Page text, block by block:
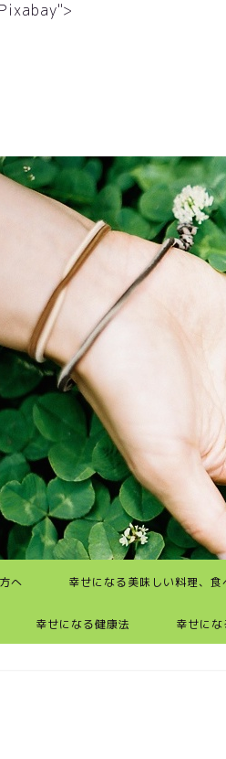
へ 幸せになる美味しい料理、食
幸せになる健康法 幸せに